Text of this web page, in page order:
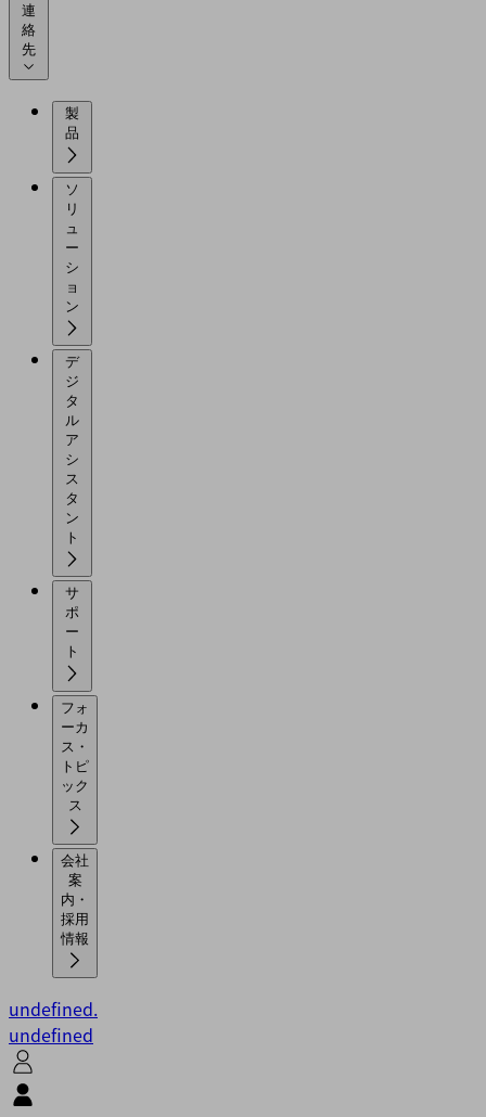
連
絡
先
製
ソ
リ
ュ
ー
シ
ョ
デ
ジ
タ
ル
ア
シ
ス
タ
ン
サ
ポ
ー
フォ
ーカ
ス・
トピ
ック
会社
案
内・
採用
情報
undefined.
undefined